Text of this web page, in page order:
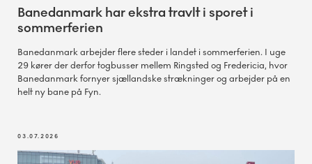
Banedanmark har ekstra travlt i sporet i
sommerferien
Banedanmark arbejder flere steder i landet i sommerferien. I uge
29 kører der derfor togbusser mellem Ringsted og Fredericia, hvor
Banedanmark fornyer sjællandske strækninger og arbejder på en
helt ny bane på Fyn.
03.07.2026